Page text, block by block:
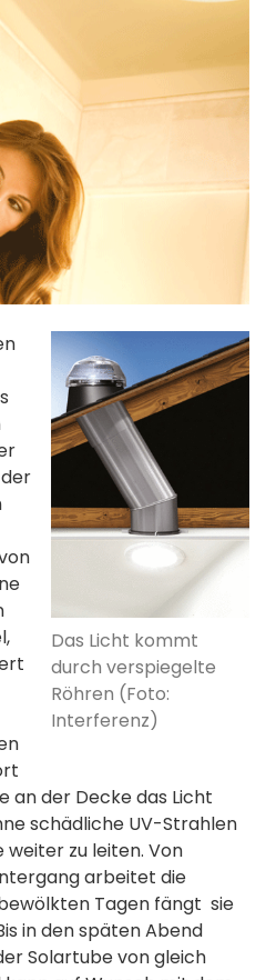
Das Licht kommt
durch verspiegelte
Röhren (Foto:
Interferenz)
an der Decke das Licht
schädliche UV-Strahlen
zu leiten. Von
arbeitet die
Tagen fängt sie
in den späten Abend
Solartube von gleich